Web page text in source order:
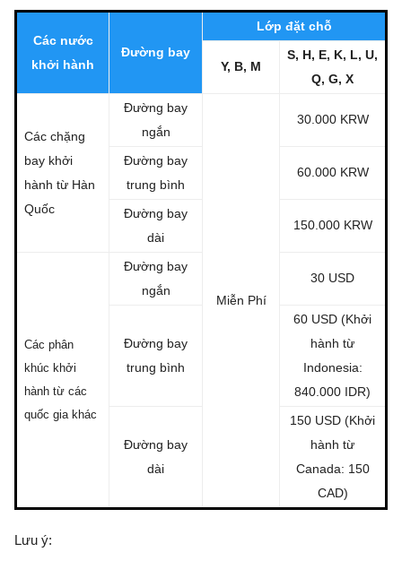
Các nước
khởi hành
Đường bay
Lớp đặt chỗ
Y, B, M
S, H, E, K, L, U,
Q, G, X
Các chặng
bay khởi
hành từ Hàn
Quốc
Đường bay
ngắn
Miễn Phí
30.000 KRW
Đường bay
trung bình
60.000 KRW
Đường bay
dài
150.000 KRW
Các phân
khúc khởi
hành từ các
quốc gia khác
Đường bay
ngắn
30 USD
Đường bay
trung bình
60 USD (Khởi
hành từ
Indonesia:
840.000 IDR)
Đường bay
dài
150 USD (Khởi
hành từ
Canada: 150
CAD)
Lưu ý: